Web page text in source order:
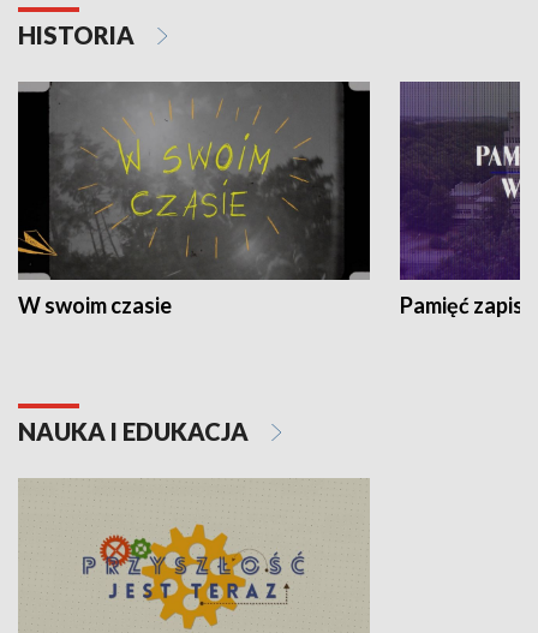
HISTORIA
W swoim czasie Pamięć
NAUKA I EDUKACJA